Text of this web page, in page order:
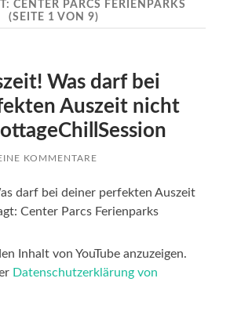
CENTER PARCS FERIENPARKS
(SEITE 1 VON 9)
Was darf bei
Auszeit nicht
KOMMENTARE
darf bei deiner perfekten Auszeit
Center Parcs Ferienparks
Inhalt von YouTube anzuzeigen.
Datenschutzerklärung von